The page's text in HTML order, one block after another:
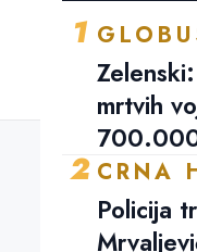
1
mrtvih
2 CRNA
Policija